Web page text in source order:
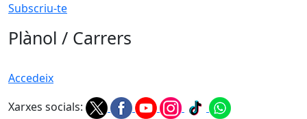
Subscriu-te
Plànol / Carrers
Accedeix
Xarxes socials: